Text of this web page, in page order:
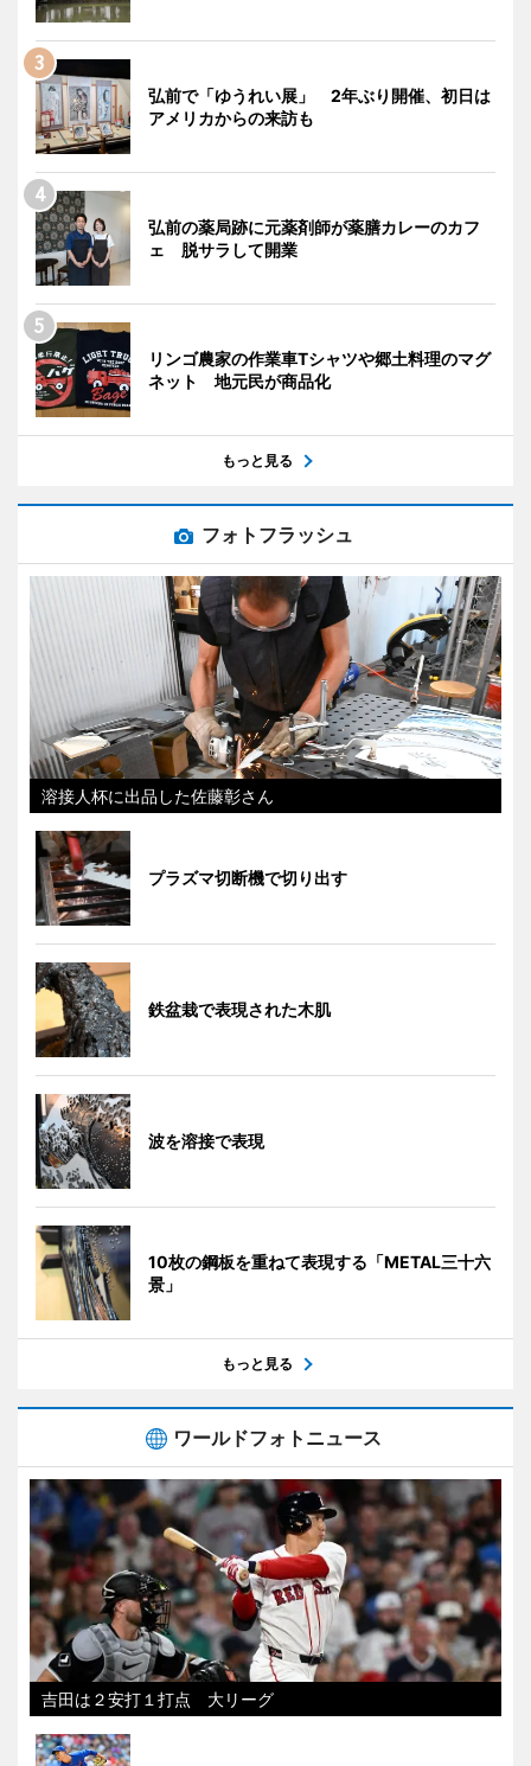
弘前で「ゆうれい展」 2年ぶり開催、初日は
アメリカからの来訪も
弘前の薬局跡に元薬剤師が薬膳カレーのカフ
ェ 脱サラして開業
リンゴ農家の作業車Tシャツや郷土料理のマグ
ネット 地元民が商品化
もっと見る
フォトフラッシュ
溶接人杯に出品した佐藤彰さん
プラズマ切断機で切り出す
鉄盆栽で表現された木肌
波を溶接で表現
10枚の鋼板を重ねて表現する「METAL三十六
景」
もっと見る
ワールドフォトニュース
吉田は２安打１打点 大リーグ